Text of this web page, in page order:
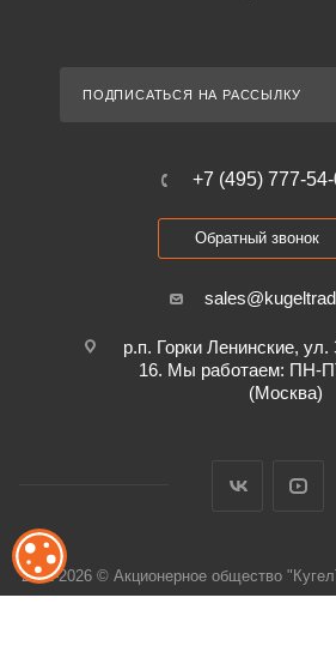
ПОДПИСАТЬСЯ НА РАССЫЛКУ
+7 (495) 777-
Обратный звонок
р.п. Горки Ленинские,
16. Мы работаем: ПН-
(Москва)
2011-2026 © Акционерное общество
ОБРАБОТКА ФАЙЛОВ